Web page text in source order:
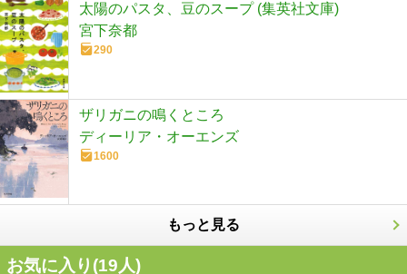
太陽のパスタ、豆のスープ (集英社文庫)
宮下奈都
290
ザリガニの鳴くところ
ディーリア・オーエンズ
1600
もっと見る
お気に入り(19人)